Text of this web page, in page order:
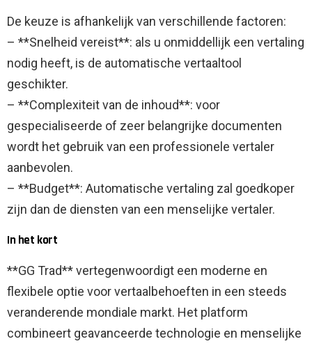
De keuze is afhankelijk van verschillende factoren:
– **Snelheid vereist**: als u onmiddellijk een vertaling
nodig heeft, is de automatische vertaaltool
geschikter.
– **Complexiteit van de inhoud**: voor
gespecialiseerde of zeer belangrijke documenten
wordt het gebruik van een professionele vertaler
aanbevolen.
– **Budget**: Automatische vertaling zal goedkoper
zijn dan de diensten van een menselijke vertaler.
In het kort
**GG Trad** vertegenwoordigt een moderne en
flexibele optie voor vertaalbehoeften in een steeds
veranderende mondiale markt. Het platform
combineert geavanceerde technologie en menselijke